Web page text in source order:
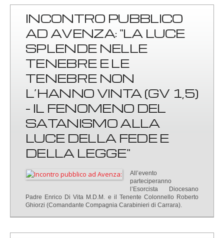
INCONTRO PUBBLICO
AD AVENZA: "LA LUCE
SPLENDE NELLE
TENEBRE E LE
TENEBRE NON
L’HANNO VINTA (GV 1,5)
- IL FENOMENO DEL
SATANISMO ALLA
LUCE DELLA FEDE E
DELLA LEGGE"
All’evento
parteciperanno
l’Esorcista Diocesano
Padre Enrico Di Vita M.D.M. e il Tenente Colonnello Roberto
Ghiorzi (Comandante Compagnia Carabinieri di Carrara).